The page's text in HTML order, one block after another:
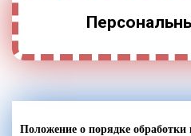
Положение о порядке